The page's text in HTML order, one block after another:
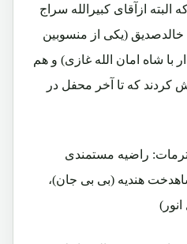
ازآقای کبیرالله سراج
(یکی از منسوبین
با شاه امان الله غازی) و هم
کردند که تا آخر محفل در
راضیه مستمندی
هندیه (بی بی جان)،